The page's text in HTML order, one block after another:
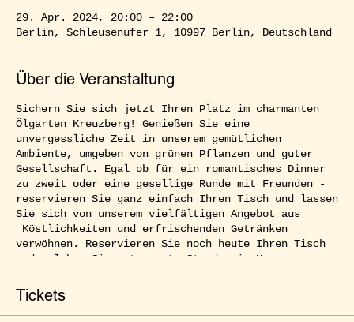
29. Apr. 2024, 20:00 – 22:00
Berlin, Schleusenufer 1, 10997 Berlin, Deutschland
Über die Veranstaltung
Sichern Sie sich jetzt Ihren Platz im charmanten
Ölgarten Kreuzberg! Genießen Sie eine
unvergessliche Zeit in unserem gemütlichen
Ambiente, umgeben von grünen Pflanzen und guter
Gesellschaft. Egal ob für ein romantisches Dinner
zu zweit oder eine gesellige Runde mit Freunden -
reservieren Sie ganz einfach Ihren Tisch und lassen
Sie sich von unserem vielfältigen Angebot aus
Köstlichkeiten und erfrischenden Getränken
verwöhnen. Reservieren Sie noch heute Ihren Tisch
und erleben Sie entspannte Stunden im Herzen von
Tickets